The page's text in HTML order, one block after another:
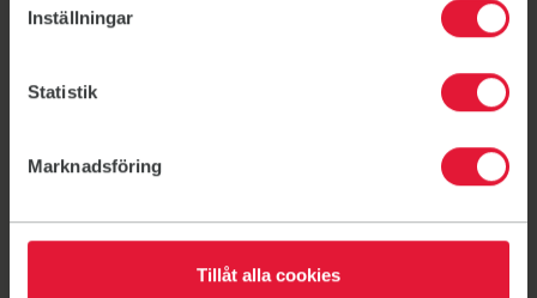
Inställningar
Statistik
Marknadsföring
Tillåt alla cookies
Her kan du trene
Kruseløkka Ungdomsskole
Kruseløkka Ungdomsskole